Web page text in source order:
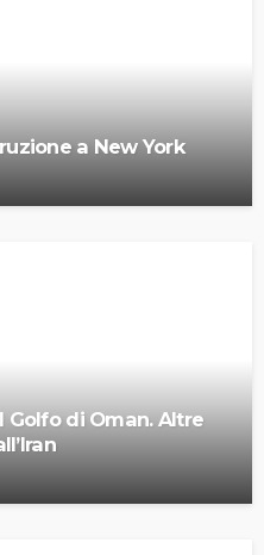
a New York
di Oman. Altre